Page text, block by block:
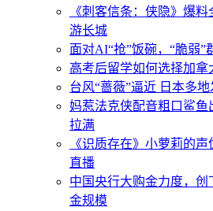
《刺客信条：侠隐》爆
游长城
面对AI“抢”饭碗，“脆弱”
高考后留学如何选择加拿
台风“蔷薇”逼近 日本多
妈惹法克侠配音粗口鲨
拉满
《识质存在》小萝莉的
直播
中国央行大购金力度，创
金规模